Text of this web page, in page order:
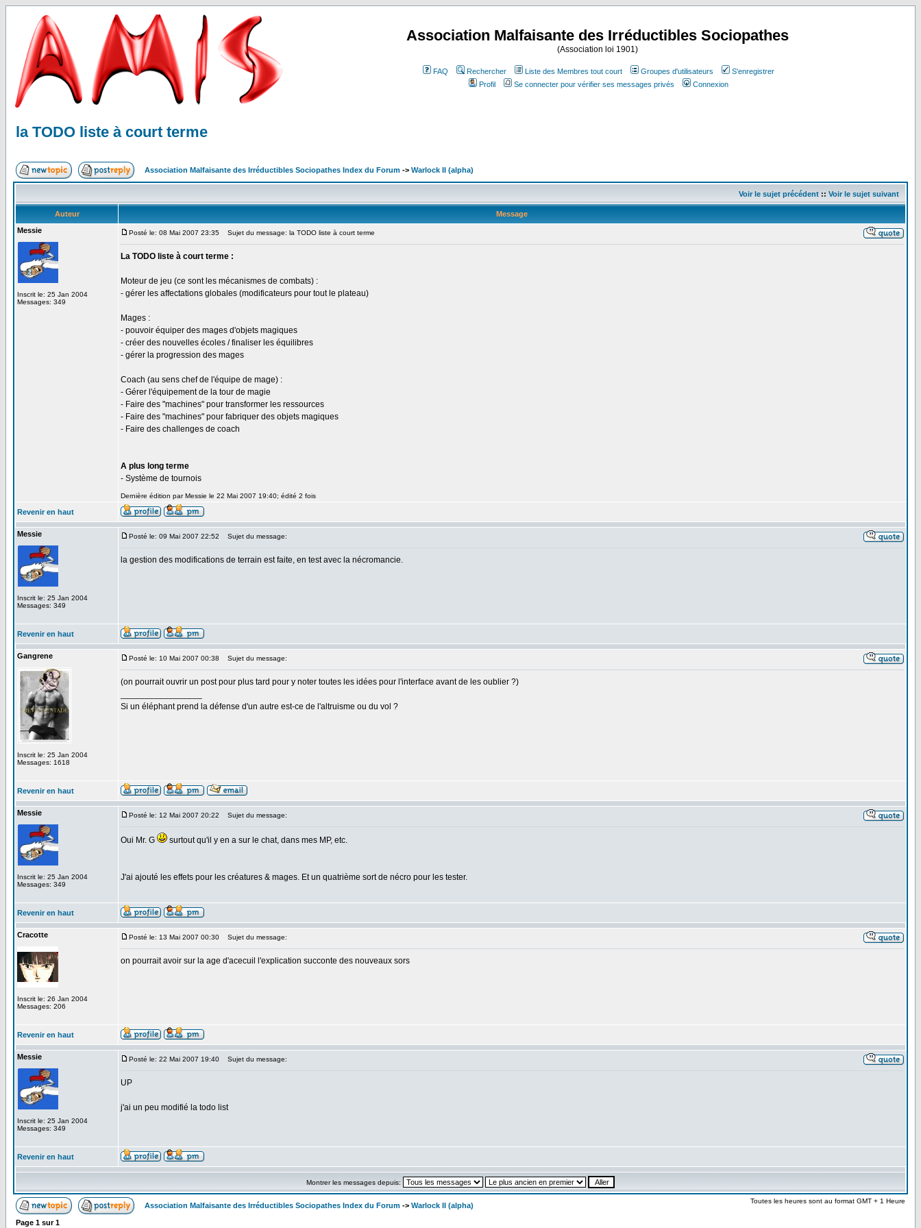
Association Malfaisante des Irréductibles Sociopathes
(Association loi 1901)
FAQ Rechercher Liste des Membres tout court Groupes d'utilisateurs
S'enregistrer
Profil
Se connecter pour vérifier ses messages privés Connexion
la TODO liste à court terme
Association Malfaisante des Irréductibles Sociopathes Index du Forum -> Warlock II (alpha)
Voir le sujet précédent :: Voir le sujet suivant
Auteur
Message
Messie
Inscrit le: 25 Jan 2004
Messages: 349
Posté le: 08 Mai 2007 23:35 Sujet du message: la TODO liste à court terme
La TODO liste à court terme :
Moteur de jeu (ce sont les mécanismes de combats) :
- gérer les affectations globales (modificateurs pour tout le plateau)
Mages :
- pouvoir équiper des mages d'objets magiques
- créer des nouvelles écoles / finaliser les équilibres
- gérer la progression des mages
Coach (au sens chef de l'équipe de mage) :
- Gérer l'équipement de la tour de magie
- Faire des "machines" pour transformer les ressources
- Faire des "machines" pour fabriquer des objets magiques
- Faire des challenges de coach
A plus long terme
- Système de tournois
Dernière édition par Messie le 22 Mai 2007 19:40; édité 2 fois
Revenir en haut
Messie
Inscrit le: 25 Jan 2004
Messages: 349
Posté le: 09 Mai 2007 22:52 Sujet du message:
la gestion des modifications de terrain est faite, en test avec la nécromancie.
Revenir en haut
Gangrene
Inscrit le: 25 Jan 2004
Messages: 1618
Posté le: 10 Mai 2007 00:38 Sujet du message:
(on pourrait ouvrir un post pour plus tard pour y noter toutes les idées pour l'interface avant de les oublier ?)
Si un éléphant prend la défense d'un autre est-ce de l'altruisme ou du vol ?
Revenir en haut
Messie
Inscrit le: 25 Jan 2004
Messages: 349
Posté le: 12 Mai 2007 20:22 Sujet du message:
Oui Mr. G surtout qu'il y en a sur le chat, dans mes MP, etc.
J'ai ajouté les effets pour les créatures & mages. Et un quatrième sort de nécro pour les tester.
Revenir en haut
Cracotte
Inscrit le: 26 Jan 2004
Messages: 206
Posté le: 13 Mai 2007 00:30 Sujet du message:
on pourrait avoir sur la age d'acecuil l'explication succonte des nouveaux sors
Revenir en haut
Messie
Inscrit le: 25 Jan 2004
Messages: 349
Posté le: 22 Mai 2007 19:40 Sujet du message:
UP
j'ai un peu modifié la todo list
Revenir en haut
Montrer les messages depuis:
Association Malfaisante des Irréductibles Sociopathes Index du Forum -> Warlock II (alpha)
Toutes les heures sont au format GMT + 1 Heure
Page 1 sur1